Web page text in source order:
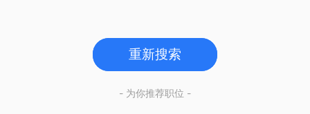
重新搜索
- 为你推荐职位 -